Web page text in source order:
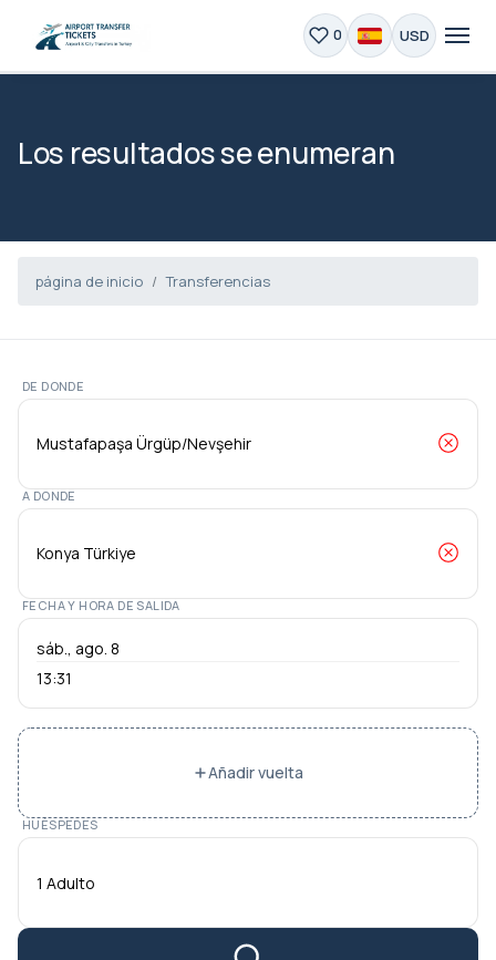
0 USD
Los resultados se enumeran
página de inicio Transferencias
DE DONDE
A DONDE
FECHA Y HORA DE SALIDA
13:31
Añadir vuelta
HUÉSPEDES
1 Adulto